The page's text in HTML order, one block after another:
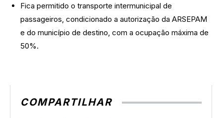
Fica permitido o transporte intermunicipal de
passageiros, condicionado a autorização da ARSEPAM
e do município de destino, com a ocupação máxima de
50%.
COMPARTILHAR